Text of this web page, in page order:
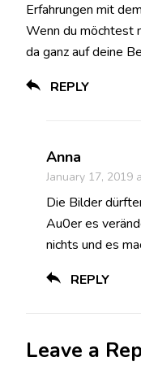
Erfahrungen mit
Wenn du möchtest
da ganz auf deine
REPLY
Anna
January 17, 2019
Die Bilder
Au0er es
nichts und es
REPLY
Leave a